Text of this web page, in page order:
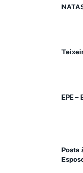
EPE
Posta